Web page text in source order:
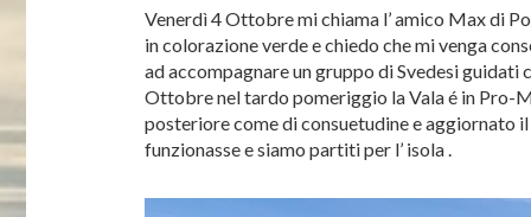
Venerdì 4 Ottobre mi chiama l’ amico Max di
in colorazione verde e chiedo che mi venga
ad accompagnare un gruppo di Svedesi
Ottobre nel tardo pomeriggio la Vala é in Pro-
posteriore come di consuetudine e aggiornato
funzionasse e siamo partiti per l’ isola .